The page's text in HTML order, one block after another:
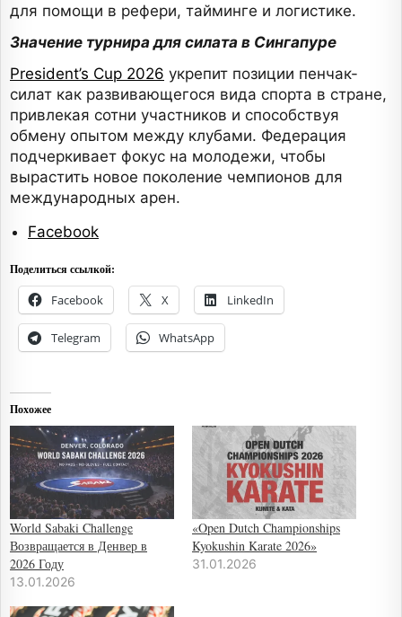
для помощи в рефери, тайминге и логистике.
Значение турнира для силата в Сингапуре
President’s Cup 2026 укрепит позиции пенчак-
силат как развивающегося вида спорта в стране,
привлекая сотни участников и способствуя
обмену опытом между клубами. Федерация
подчеркивает фокус на молодежи, чтобы
вырастить новое поколение чемпионов для
международных арен.
Facebook
Поделиться ссылкой:
Facebook X LinkedIn
Telegram WhatsApp
Похожее
World Sabaki Challenge
Возвращается в Денвер в
2026 Году
13.01.2026
«Open Dutch Championships
Kyokushin Karate 2026»
31.01.2026